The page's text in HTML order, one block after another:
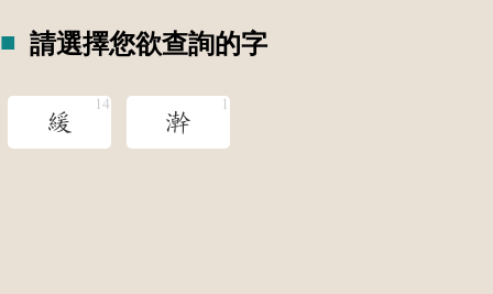
請選擇您欲查詢的字
緩 澣